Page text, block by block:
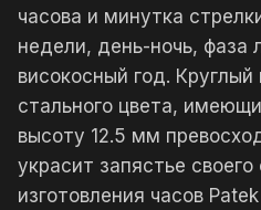
часова и минутка
недели, день-ночь, фаза
високосный год. Круглый
стального цвета,
высоту 12.5 мм
украсит запястье
изготовления часов